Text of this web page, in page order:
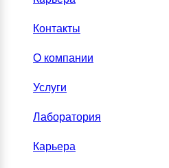
Контакты
О компании
Услуги
Лаборатория
Карьера